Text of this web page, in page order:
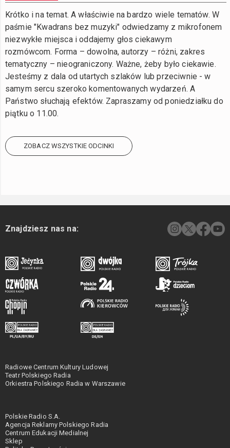
Krótko i na temat. A właściwie na bardzo wiele tematów. W
paśmie "Kwadrans bez muzyki" odwiedzamy z mikrofonem
niezwykłe miejsca i oddajemy głos ciekawym
rozmówcom. Forma – dowolna, autorzy – różni, zakres
tematyczny – nieograniczony. Ważne, żeby było ciekawie.
Jesteśmy z dala od utartych szlaków lub przeciwnie - w
samym sercu szeroko komentowanych wydarzeń. A
Państwo słuchają efektów. Zapraszamy od poniedziałku do
piątku o 11.00.
ZOBACZ WSZYSTKIE ODCINKI
Znajdziesz nas na:
Radiowe Centrum Kultury Ludowej
Teatr Polskiego Radia
Orkiestra Polskiego Radia w Warszawie
Polskie Radio S.A.
Agencja Reklamy Polskiego Radia
Centrum Edukacji Medialnej
Sklep